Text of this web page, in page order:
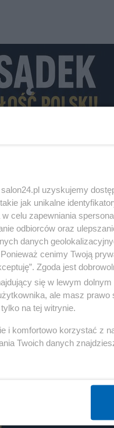
uzyskujemy
jak unikalne
celu zapewniania
odbiorców oraz
danych
cenimy Twoją
Zgoda jest
się w lewym dolnym
ale masz prawo
na tej witrynie.
i komfortowo korzystać z
Twoich danych